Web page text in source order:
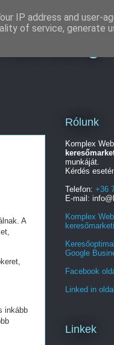
A
inkább
Rólunk
Komplex
munkáját.
Kérdés
Telefon: +36
E-mail:
Komplex
Google
Facebook
Linked in
Linkek
IP address and user-
of service, generate